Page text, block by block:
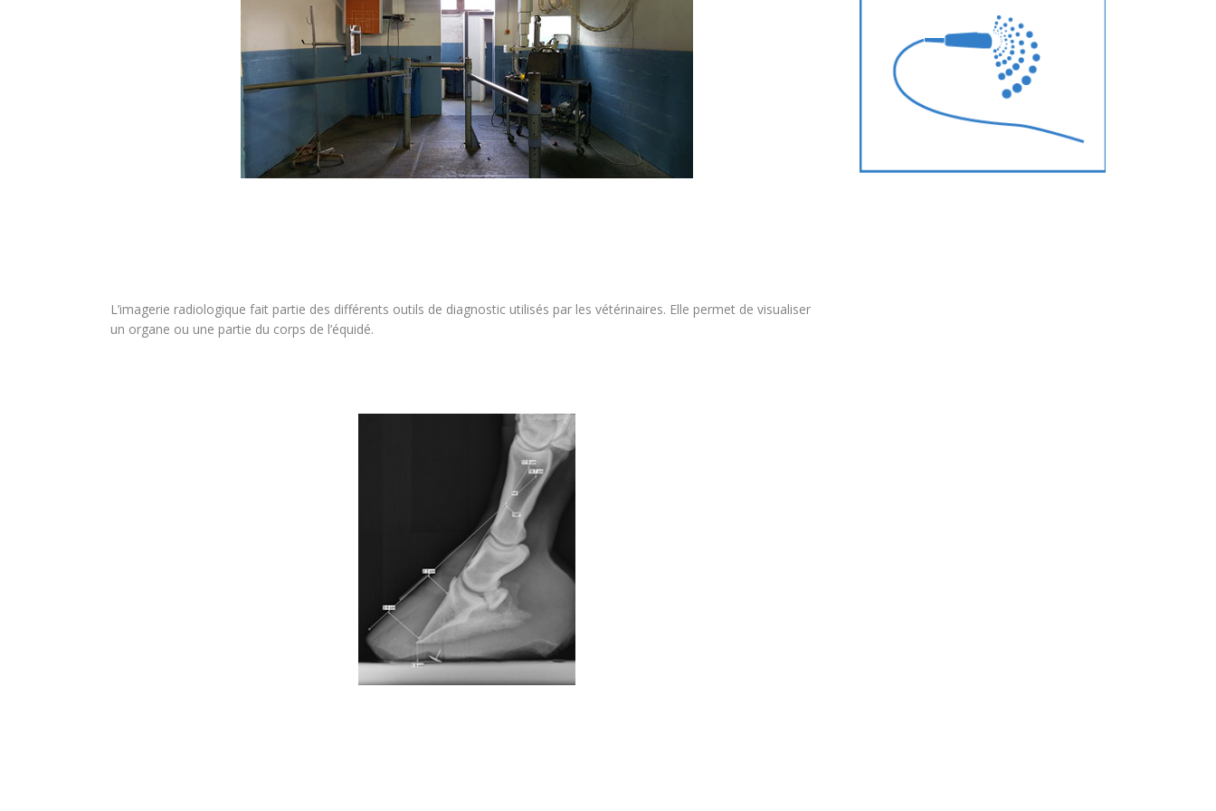
L’imagerie radiologique fait partie des différents outils de diagnostic utilisés par les vétérinaires. Elle permet de visualiser
un organe ou une partie du corps de l’équidé.